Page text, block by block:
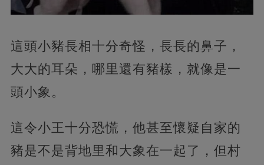
這頭小豬長相十分奇怪，長長的鼻子，
大大的耳朵，哪里還有豬樣，就像是一
頭小象。
這令小王十分恐慌，他甚至懷疑自家的
豬是不是背地里和大象在一起了，但村